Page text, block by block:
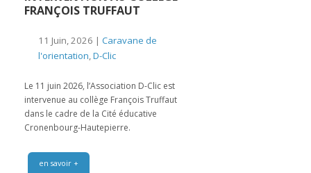
FRANÇOIS TRUFFAUT
11 Juin, 2026 | Caravane de
l'orientation,D-Clic
Le 11 juin 2026, l’Association D-Clic est
intervenue au collège François Truffaut
dans le cadre de la Cité éducative
Cronenbourg-Hautepierre.
en savoir +